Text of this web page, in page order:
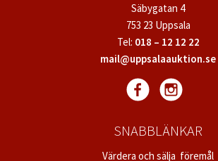
Säbygatan 4
753 23 Uppsala
Tel: 018 – 12 12 22
mail@uppsalaauktion.se
SNABBLÄNKAR
Värdera och sälja föremål